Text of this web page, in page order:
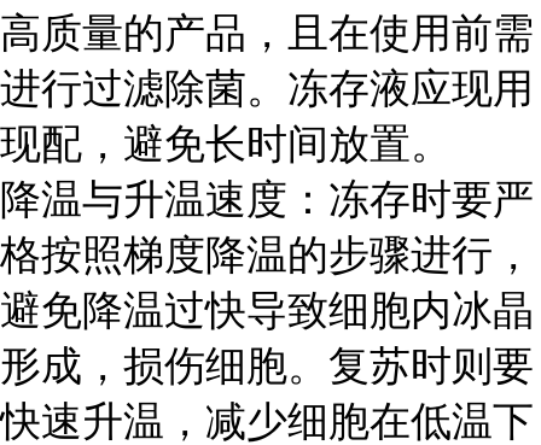
高质量的产品，且在使用前需
进行过滤除菌。冻存液应现用
现配，避免长时间放置。
降温与升温速度：冻存时要严
格按照梯度降温的步骤进行，
避免降温过快导致细胞内冰晶
形成，损伤细胞。复苏时则要
快速升温，减少细胞在低温下